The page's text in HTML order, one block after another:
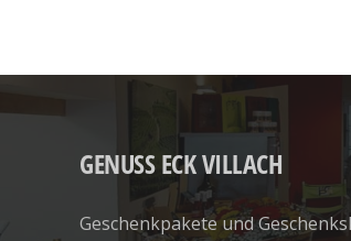
GENUSS ECK VILLACH
Geschenkpakete und